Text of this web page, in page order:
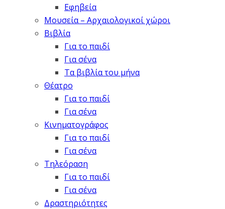
Εφηβεία
Μουσεία – Αρχαιολογικοί χώροι
Βιβλία
Για το παιδί
Για σένα
Τα βιβλία του μήνα
Θέατρο
Για το παιδί
Για σένα
Κινηματογράφος
Για το παιδί
Για σένα
Τηλεόραση
Για το παιδί
Για σένα
Δραστηριότητες